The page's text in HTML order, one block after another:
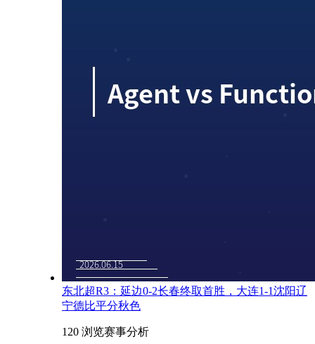
东北超R3：延边0-2长春终取首胜，大连1-1沈阳辽
宁德比平分秋色
120 浏览赛事分析